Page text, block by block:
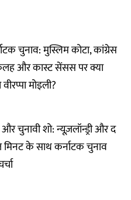
चुनाव: मुस्लिम कोटा, कांग्रेस
और कास्ट सेंसस पर क्या
मोइली?
चुनावी शो: न्यूज़लॉन्ड्री और द
मिनट के साथ कर्नाटक चुनाव